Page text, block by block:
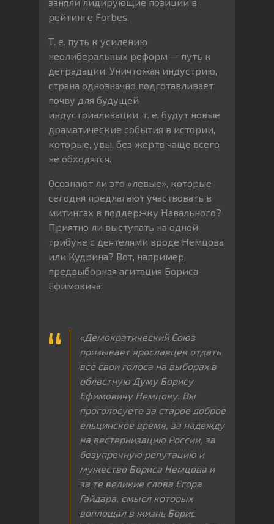
рейтинге Forbes.
Т. е. путь к усилению
неолиберальных реформ — путь к
деградации. Уничтожая индустрию,
страна однозначно подготавливает
почву для будущей
индустриализации, т. е. будут новые
драматические события в истории,
которые, увы, без жертв чаще всего
не обходятся.
Осознают ли это «левые», которые
сегодня предлагают участвовать в
митингах в поддержку Навального?
Приятно ли выступать на одной
трибуне с деятелями вроде Немцова
или Кудрина? Вот, например,
предвыборная агитация Бориса
Ефимовича:
«Демократический Союз
призывает ярославцев отдать
все свои голоса на выборах в
облвстную Думу Борису
Ефимовичу Немцову. Вы
проголосуете за старое доброе
ельцинское время, за надежду
на вестернизацию России, за
безупречную репутацию и
мужество Бориса Немцова и
за те великие слова Егора
Гайдара смысл которых
воплощал в жизнь Борис